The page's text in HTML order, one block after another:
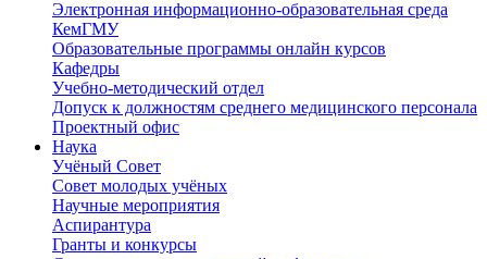
Электронная информационно-образовательная среда
КемГМУ
Образовательные программы онлайн курсов
Кафедры
Учебно-методический отдел
Допуск к должностям среднего медицинского персонала
Проектный офис
Наука
Учёный Cовет
Совет молодых учёных
Научные мероприятия
Аспирантура
Гранты и конкурсы